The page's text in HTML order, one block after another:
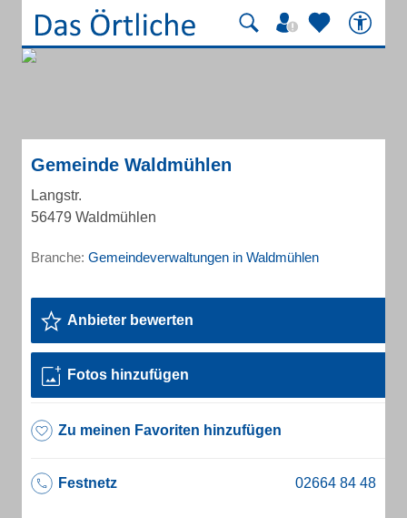
Gemeinde Waldmühlen
Langstr.
56479 Waldmühlen
Branche: Gemeindeverwaltungen in Waldmühlen
Anbieter bewerten
Fotos hinzufügen
Zu meinen Favoriten hinzufügen
Festnetz